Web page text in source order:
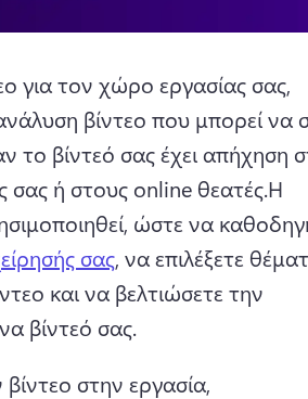
για τον χώρο εργασίας σας,
βίντεο που μπορεί να
το βίντεό σας έχει απήχηση
σας ή στους online θεατές.Η
ώστε να
σας, να επιλέξετε
και να βελτιώσετε την
βίντεό σας.
στην εργασία,